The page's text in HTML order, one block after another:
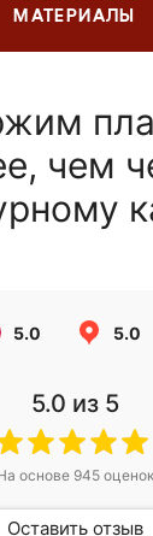
МАТЕРИАЛЫ
чем
5.0 5.0
5.0 из 5
основе 945оценок
Оставить отзыв